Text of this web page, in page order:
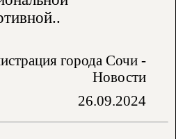
города Сочи -
Новости
26.09.2024